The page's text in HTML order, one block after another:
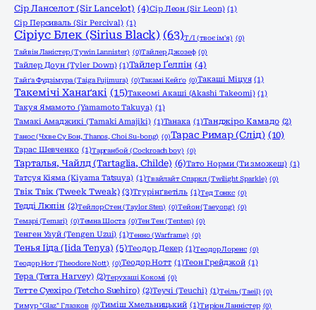
Сір Ланселот (Sir Lancelot) (4)Сір Леон (Sir Leon) (1)
Сір Персиваль (Sir Percival) (1)
Сіріус Блек (Sirius Black) (63)Т/І (твоє ім'я) (0)
Тайвін Ланістер (Tywin Lannister) (0)Тайлер Джозеф (0)
Тайлер Доун (Tyler Down) (1)Тайлер Ґелпін (4)
Тайґа Фудзімура (Taiga Fujimura) (0)Такамі Кейґо (0)Такаші Міцуя (1)
Такемічі Ханаґакі (15)Такеомі Акаші (Akashi Takeomi) (1)
Такуя Ямамото (Yamamoto Takuya) (1)
Тамакі Амаджикі (Tamaki Amajiki) (1)Танака (1)Танджіро Камадо (2)
Танос (Чхве Су Бон, Thanos, Choi Su-bong) (0)Тарас Римар (Слід) (10)
Тарас Шевченко (1)Тарганбой (Cockroach boy) (0)
Тарталья, Чайлд (Tartaglia, Childe) (6)Тато Норми (Ти зможеш) (1)
Татсуя Кіяма (Kiyama Tatsuya) (1)Твайлайт Спаркл (Twilight Sparkle) (0)
Твік Твік (Tweek Tweak) (3)Тгурінґветіль (1)Тед Тонкс (0)
Тедді Люпін (2)Тейлор Стен (Taylor Sten) (0)Тейон (Taeyong) (0)
Темарі (Temari) (0)Темна Шоста (0)Тен Тен (Tenten) (0)
Тенген Узуй (Tengen Uzui) (1)Тенно (Warframe) (0)
Тенья Ііда (Iida Tenya) (5)Теодор Декер (1)Теодор Лоренс (0)
Теодор Нот (Theodore Nott) (0)Теодор Нотт (1)Теон Грейджой (1)
Тера (Terra Harvey) (2)Терухаші Кокомі (0)
Тетте Суехіро (Tetcho Suehiro) (2)Теучі (Teuchi) (1)Теіль (Taeil) (0)
Тимур "Glaz" Глазков (0)Тиміш Хмельницький (1)Тиріон Ланністер (0)